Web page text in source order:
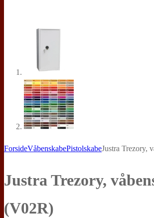
ForsideVåbenskabePistolskabeJustra Trezory,
Justra Trezory,
(V02R)